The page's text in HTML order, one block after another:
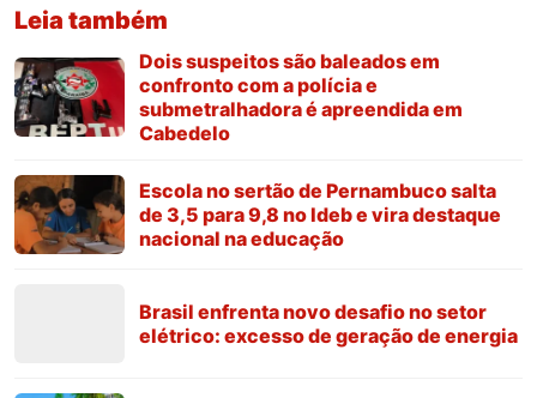
Leia também
Dois suspeitos são baleados em
confronto com a polícia e
submetralhadora é apreendida em
Cabedelo
Escola no sertão de Pernambuco salta
de 3,5 para 9,8 no Ideb e vira destaque
nacional na educação
Brasil enfrenta novo desafio no setor
elétrico: excesso de geração de energia